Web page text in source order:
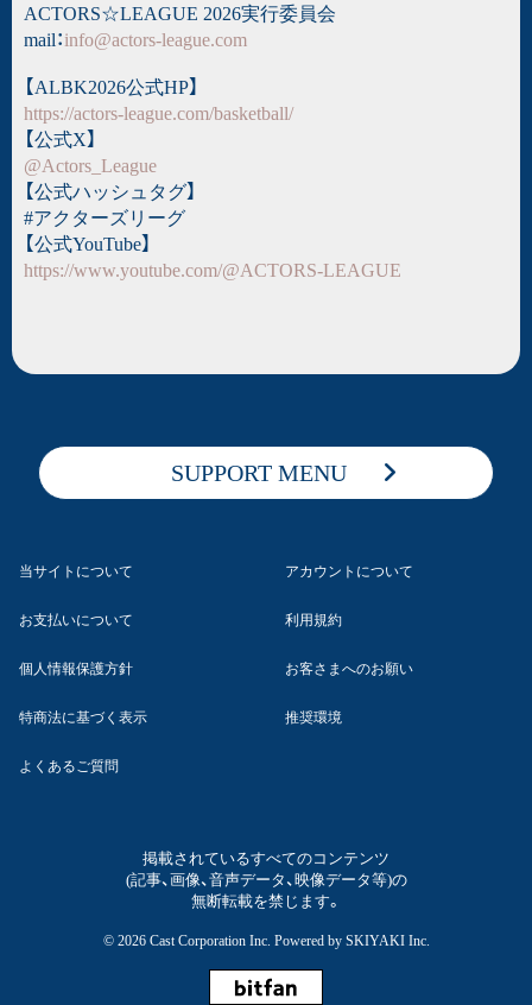
ACTORS☆LEAGUE 2026実行委員会
mail：info@actors-league.com
【ALBK2026公式HP】
https://actors-league.com/basketball/
【公式X】
@Actors_League
【公式ハッシュタグ】
#アクターズリーグ
【公式YouTube】
https://www.youtube.com/@ACTORS-LEAGUE
SUPPORT MENU
当サイトについて アカウントについて
お支払いについて 利用規約
個人情報保護方針 お客さまへのお願い
特商法に基づく表示 推奨環境
よくあるご質問
掲載されているすべてのコンテンツ
(記事、画像、音声データ、映像データ等)の
無断転載を禁じます。
© 2026 Cast Corporation Inc. Powered by SKIYAKI Inc.